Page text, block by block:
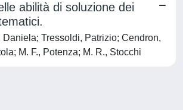
abilità di soluzione dei
Tressoldi, Patrizio; Cendron,
M. F., Potenza; M. R., Stocchi